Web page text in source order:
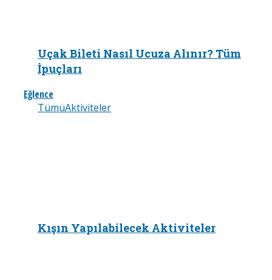
Uçak Bileti Nasıl Ucuza Alınır? Tüm
İpuçları
Eğlence
TümüAktiviteler
Kışın Yapılabilecek Aktiviteler